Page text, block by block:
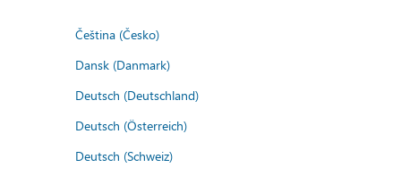
Čeština (Česko)
Dansk (Danmark)
Deutsch (Deutschland)
Deutsch (Österreich)
Deutsch (Schweiz)